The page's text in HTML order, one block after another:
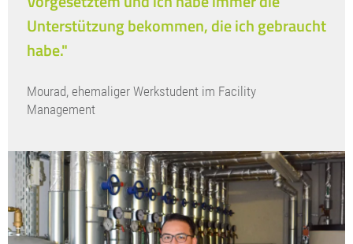
Unterstützung bekommen, die ich gebraucht
habe."
Mourad, ehemaliger Werkstudent im Facility
Management